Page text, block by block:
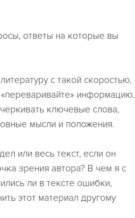
ответы на которые вы
с такой скоростью,
информацию.
ключевые слова,
мысли и положения.
или весь текст, если он
зрения автора? В чем я с
ли в тексте ошибки,
этот материал другому